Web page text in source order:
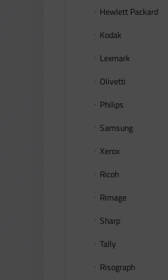
Hewlett Packard
Kodak
Lexmark
Olivetti
Philips
Samsung
Xerox
Ricoh
Rimage
Sharp
Tally
Risograph